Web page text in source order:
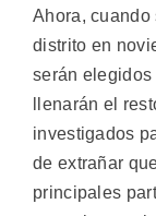
Ahora,
distrito en
serán
llenarán el
investigados
de extrañar
principales